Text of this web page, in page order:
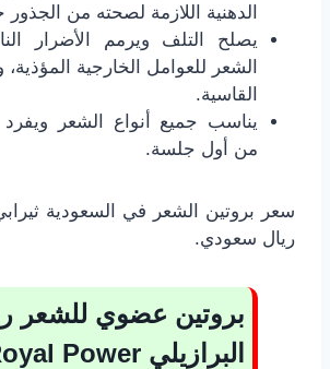
الدهنية اللازمة لصحته من
يصلح التلف ويرمم الأضرار
الشعر للعوامل الخارجية المؤذية،
القاسية.
يناسب جميع أنواع الشعر ويفرد
من أول جلسة.
ريال سعودي.
بروتين عضوي للشعر
البرازيلي Power